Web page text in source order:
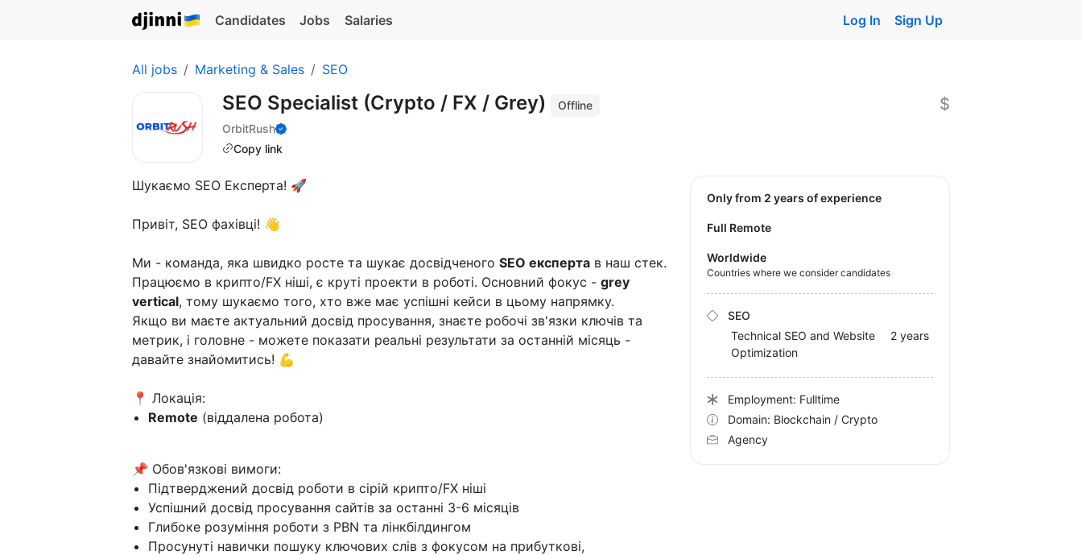
Candidates Jobs Salaries Log In Sign Up
All jobs Marketing & Sales SEO
SEO Specialist (Crypto / FX / Grey)
Offline
OrbitRush
Copy link
$
Шукаємо SEO Експерта! 🚀
Привіт, SEO фахівці! 👋
Ми - команда, яка швидко росте та шукає досвідченого SEO експерта в наш стек.
Працюємо в крипто/FX ніші, є круті проекти в роботі. Основний фокус - grey
vertical, тому шукаємо того, хто вже має успішні кейси в цьому напрямку.
Якщо ви маєте актуальний досвід просування, знаєте робочі зв'язки ключів та
метрик, і головне - можете показати реальні результати за останній місяць -
давайте знайомитись! 💪
📍 Локація:
Remote (віддалена робота)
📌 Обов'язкові вимоги:
Підтверджений досвід роботи в сірій крипто/FX ніші
Успішний досвід просування сайтів за останні 3-6 місяців
Глибоке розуміння роботи з PBN та лінкбілдингом
Просунуті навички пошуку ключових слів з фокусом на прибуткові,
Only from 2 years of experience
Full Remote
Worldwide
Countries where we consider candidates
SEO
Technical SEO and Website
Optimization
2 years
Employment: Fulltime
Domain: Blockchain / Crypto
Agency